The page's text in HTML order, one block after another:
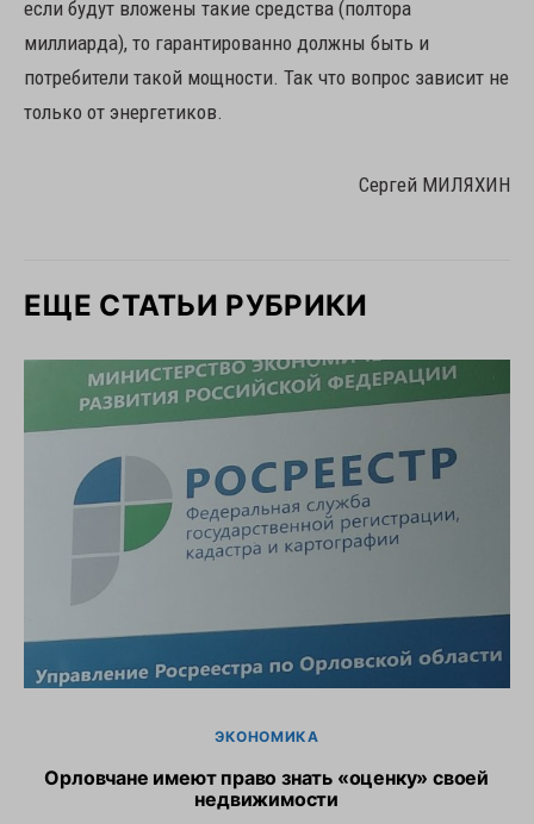
если будут вложены такие средства (полтора
миллиарда), то гарантированно должны быть и
потребители такой мощности. Так что вопрос зависит не
только от энергетиков.
Сергей МИЛЯХИН
ЕЩЕ СТАТЬИ РУБРИКИ
ЭКОНОМИКА
Орловчане имеют право знать «оценку» своей
недвижимости